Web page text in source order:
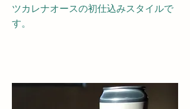
ツカレナオースの初仕込みスタイルで
す。